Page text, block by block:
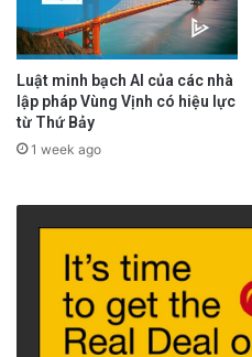
Luật minh bạch AI của các nhà
lập pháp Vùng Vịnh có hiệu lực
từ Thứ Bảy
1 week ago